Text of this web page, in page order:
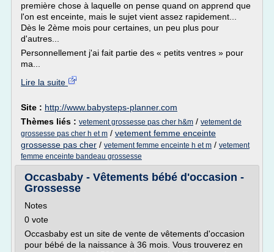
première chose à laquelle on pense quand on apprend que
l'on est enceinte, mais le sujet vient assez rapidement...
Dès le 2ème mois pour certaines, un peu plus pour
d'autres...
Personnellement j'ai fait partie des « petits ventres » pour
ma...
Lire la suite
Site : http://www.babysteps-planner.com
Thèmes liés : vetement grossesse pas cher h&m / vetement de
grossesse pas cher h et m / vetement femme enceinte
grossesse pas cher / vetement femme enceinte h et m / vetement
femme enceinte bandeau grossesse
Occasbaby - Vêtements bébé d'occasion -
Grossesse
Notes
0 vote
Occasbaby est un site de vente de vêtements d'occasion
pour bébé de la naissance à 36 mois. Vous trouverez en